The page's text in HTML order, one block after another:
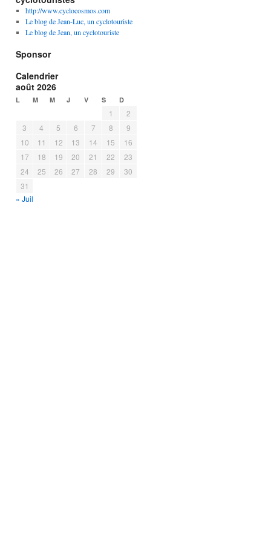
http://www.cyclocosmos.com
Le blog de Jean-Luc, un cyclotouriste
Le blog de Jean, un cyclotouriste
Sponsor
Calendrier
août 2026
L M M J V S D
1
2
3
4 5 6 7 8
9
10
11 12 13 14 15
16
17
18 19 20 21 22
23
24
25 26 27 28 29
30
31
« Juil